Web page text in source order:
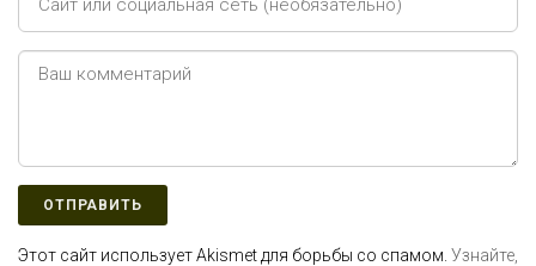
Этот сайт использует Akismet для борьбы со спамом. Узнайте,